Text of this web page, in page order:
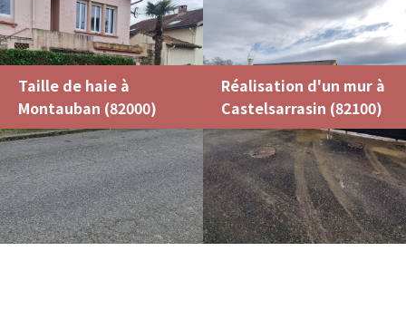
Taille de haie à
Montauban (82000)
Réalisation d'un mur à
Castelsarrasin (82100)